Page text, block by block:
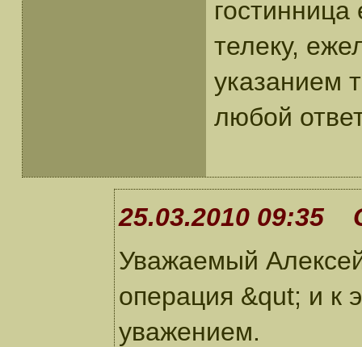
телеку,
указанием
любой
25.03.2010 09:35
Уважаемый
операция &qut; и к
уважением.